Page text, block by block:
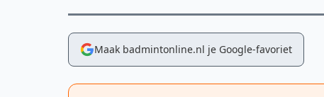
Maak badmintonline.nl je Google-favoriet